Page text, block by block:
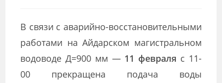
В связи с аварийно-восстановительными
работами на Айдарском магистральном
водоводе Д=900 мм — 11 февраля с 11-
00 прекращена подача воды